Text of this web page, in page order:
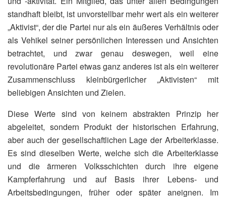
standhaft bleibt, ist unvorstellbar mehr wert als ein weiterer
„Aktivist“, der die Partei nur als ein äußeres Verhältnis oder
als Vehikel seiner persönlichen Interessen und Ansichten
betrachtet, und zwar genau deswegen, weil eine
revolutionäre Partei etwas ganz anderes ist als ein weiterer
Zusammenschluss kleinbürgerlicher „Aktivisten“ mit
beliebigen Ansichten und Zielen.
Diese Werte sind von keinem abstrakten Prinzip her
abgeleitet, sondern Produkt der historischen Erfahrung,
aber auch der gesellschaftlichen Lage der Arbeiterklasse.
Es sind dieselben Werte, welche sich die Arbeiterklasse
und die ärmeren Volksschichten durch ihre eigene
Kampferfahrung und auf Basis ihrer Lebens- und
Arbeitsbedingungen, früher oder später aneignen. Im